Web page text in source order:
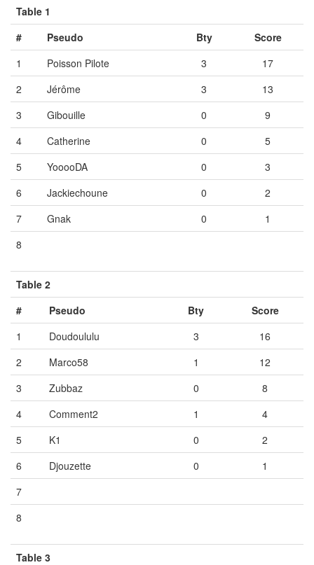
Table 1
#
Pseudo Bty
Score
1
Poisson Pilote 3
17
2
Jérôme 3
13
3
Gibouille 0
9
4
Catherine 0
5
5
YooooDA 0
3
6
Jackiechoune 0
2
7
Gnak 0
1
8
Table 2
#
Pseudo Bty
Score
1
Doudoululu 3
16
2
Marco58 1
12
3
Zubbaz 0
8
4
Comment2 1
4
5
K1 0
2
6
Djouzette 0
1
7
8
Table 3